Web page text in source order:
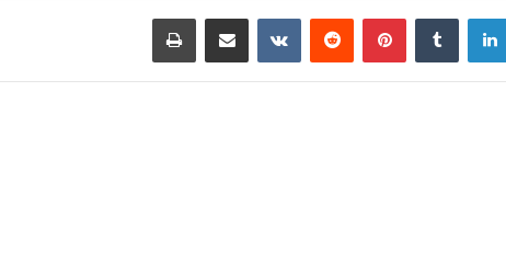
لينكدإن بينتيريست